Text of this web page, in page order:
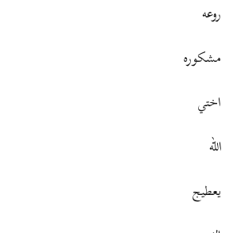
روعه
مشكوره
اختي
الله
يعطيج